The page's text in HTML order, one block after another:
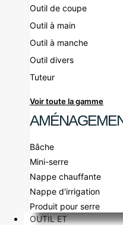
Outil de coupe
Outil à main
Outil à manche
Outil divers
Tuteur
Voir toute la gamme
Bâche
Mini-serre
Nappe chauffante
Nappe d'irrigation
Produit pour serre
OUTIL ET